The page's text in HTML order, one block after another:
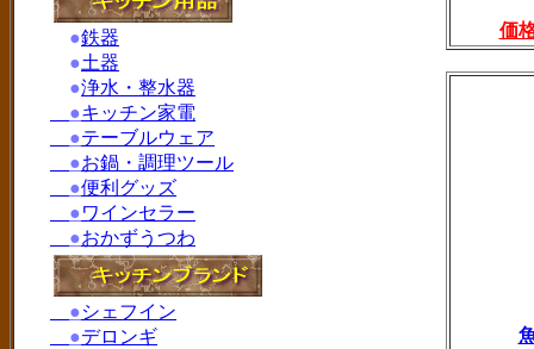
価
●鉄器
●土器
●浄水・整水器
●キッチン家電
●テーブルウェア
●お鍋・調理ツール
●便利グッズ
●ワインセラー
●おかずうつわ
●シェフイン
●デロンギ